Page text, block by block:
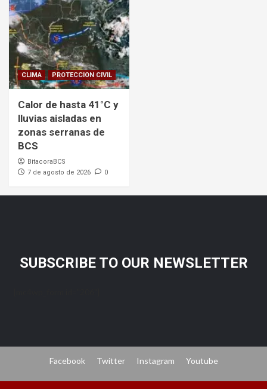
CLIMA PROTECCION CIVIL
Calor de hasta 41°C y
lluvias aisladas en
zonas serranas de
BCS
BitacoraBCS
7 de agosto de 2026
0
SUBSCRIBE TO OUR NEWSLETTER
Facebook Twitter Instagram Youtube